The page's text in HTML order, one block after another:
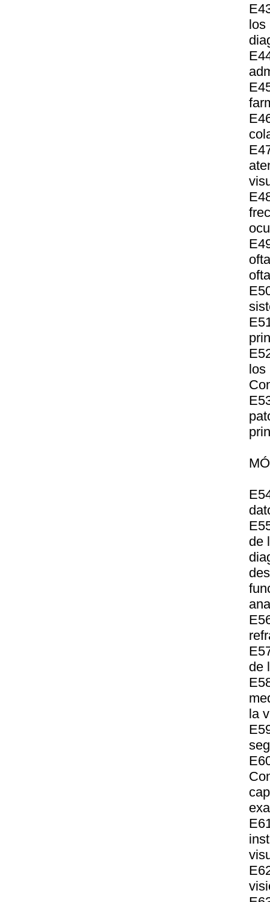
los
de
de
la